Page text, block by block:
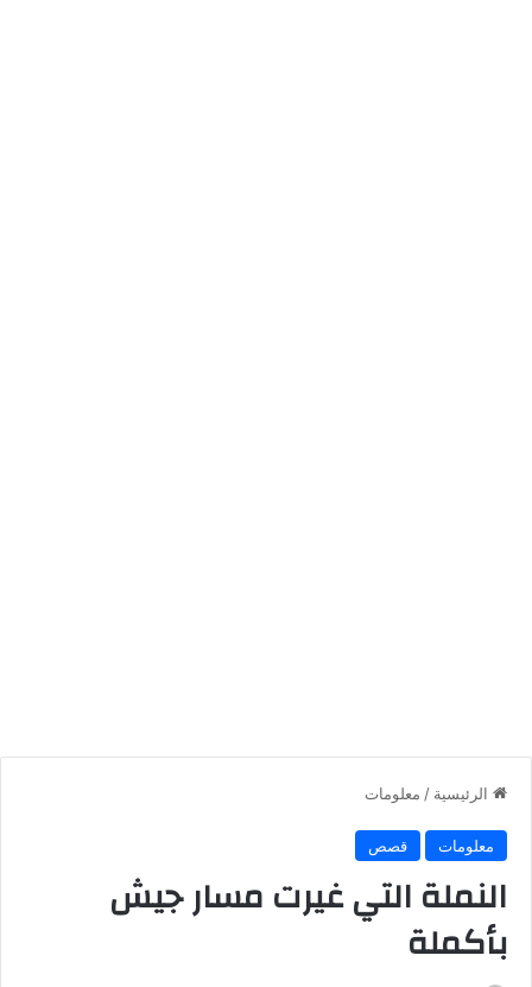
الرئيسية / معلومات
معلومات قصص
النملة التي غيرت مسار جيش
بأكملة